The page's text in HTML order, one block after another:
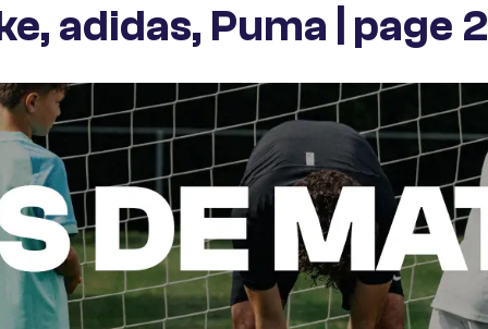
adidas, Puma | page 2